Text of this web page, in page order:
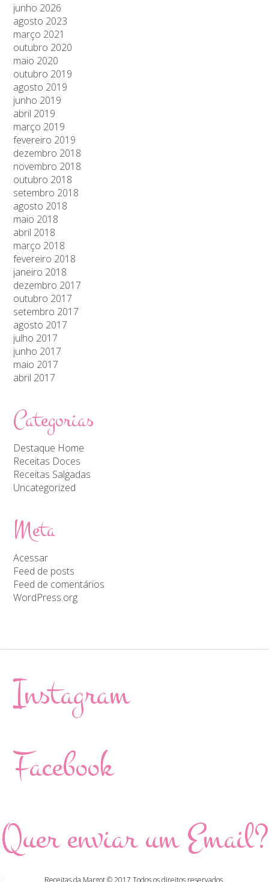
junho 2026
agosto 2023
março 2021
outubro 2020
maio 2020
outubro 2019
agosto 2019
junho 2019
abril 2019
março 2019
fevereiro 2019
dezembro 2018
novembro 2018
outubro 2018
setembro 2018
agosto 2018
maio 2018
abril 2018
março 2018
fevereiro 2018
janeiro 2018
dezembro 2017
outubro 2017
setembro 2017
agosto 2017
julho 2017
junho 2017
maio 2017
abril 2017
Categorias
Destaque Home
Receitas Doces
Receitas Salgadas
Uncategorized
Meta
Acessar
Feed de posts
Feed de comentários
WordPress.org
Instagram
Facebook
Quer enviar um Email?
Receitas da Margot © 2017 Todos os direitos reservados.